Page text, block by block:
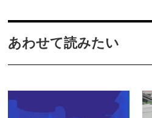
あわせて読みたい